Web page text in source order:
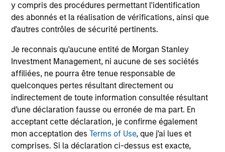
y compris des procédures permettant l'identification
des abonnés et la réalisation de vérifications, ainsi que
d'autres contrôles de sécurité pertinents.
Je reconnais qu'aucune entité de Morgan Stanley
Investment Management, ni aucune de ses sociétés
affiliées, ne pourra être tenue responsable de
quelconques pertes résultant directement ou
indirectement de toute information consultée résultant
d’une déclaration fausse ou erronée de ma part. En
acceptant cette déclaration, je confirme également
mon acceptation desTerms of Use, que j'ai lues et
comprises. Si la déclaration ci-dessus est exacte,
The fund prioritizes performance over investment
rigidity
The consistency of behavioral fear/greed pushes all
investment approaches to the extremes.
Avoids potential for prolonged periods of
underperformance
Investment styles can go out of favor – for longer than
investors’ patience duration.
Opportunistically takes advantage of volatile markets